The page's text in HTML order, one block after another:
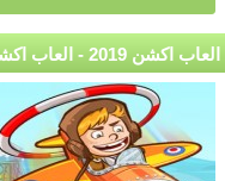
العاب اكشن 2019 - العاب اكشن جديدة 2020